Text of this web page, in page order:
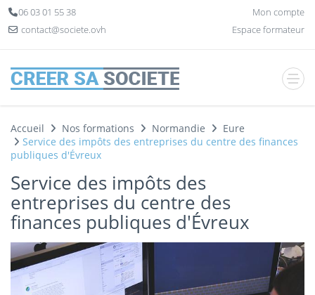
06 03 01 55 38
contact@societe.ovh
Mon compte
Espace formateur
Accueil Nos formations Normandie
Eure
Service des impôts des entreprises du centre des finances
publiques d'Évreux
Service des impôts des
entreprises du centre des
finances publiques d'Évreux
Panneau de gestion des cookies